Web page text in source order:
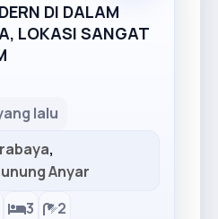
DI DALAM
LOKASI SANGAT
lalu
,
Anyar
3 2